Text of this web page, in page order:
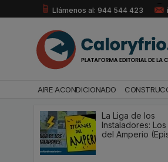
Llámenos al: 944 544 423
AIRE ACONDICIONADO
La Liga de los
Instaladores:
del Amperio